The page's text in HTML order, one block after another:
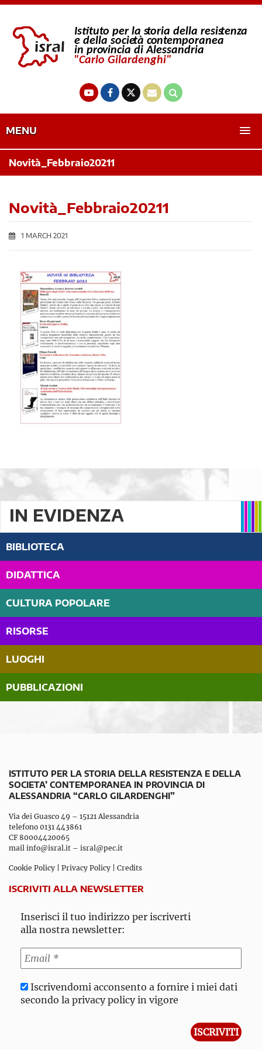
MENU
Novità_Febbraio20211
Novità_Febbraio20211
1 MARCH 2021
IN EVIDENZA
BIBLIOTECA
DIDATTICA
CULTURA POPOLARE
RISORSE
LUOGHI
PUBBLICAZIONI
ISTITUTO PER LA STORIA DELLA RESISTENZA E DELLA
SOCIETA’ CONTEMPORANEA IN PROVINCIA DI
ALESSANDRIA “CARLO GILARDENGHI”
Via dei Guasco 49 – 15121 Alessandria
telefono 0131 443861
CF 80004420065
mail info@isral.it – isral@pec.it
Cookie Policy Privacy Policy Credits
ISCRIVITI ALLA NEWSLETTER
Inserisci il tuo indirizzo per iscriverti
alla nostra newsletter:
Iscrivendomi acconsento a fornire i miei dati
secondo la privacy policy in vigore